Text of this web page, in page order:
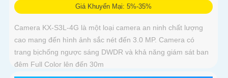
Giá Khuyến Mại: 5%-35%
Camera KX-S3L-4G là một loại camera an ninh chất lượng
cao mang đến hình ảnh sắc nét đến 3.0 MP. Camera có
trang bịchống ngược sáng DWDR và khả năng giám sát ban
đêm Full Color lên đến 30m